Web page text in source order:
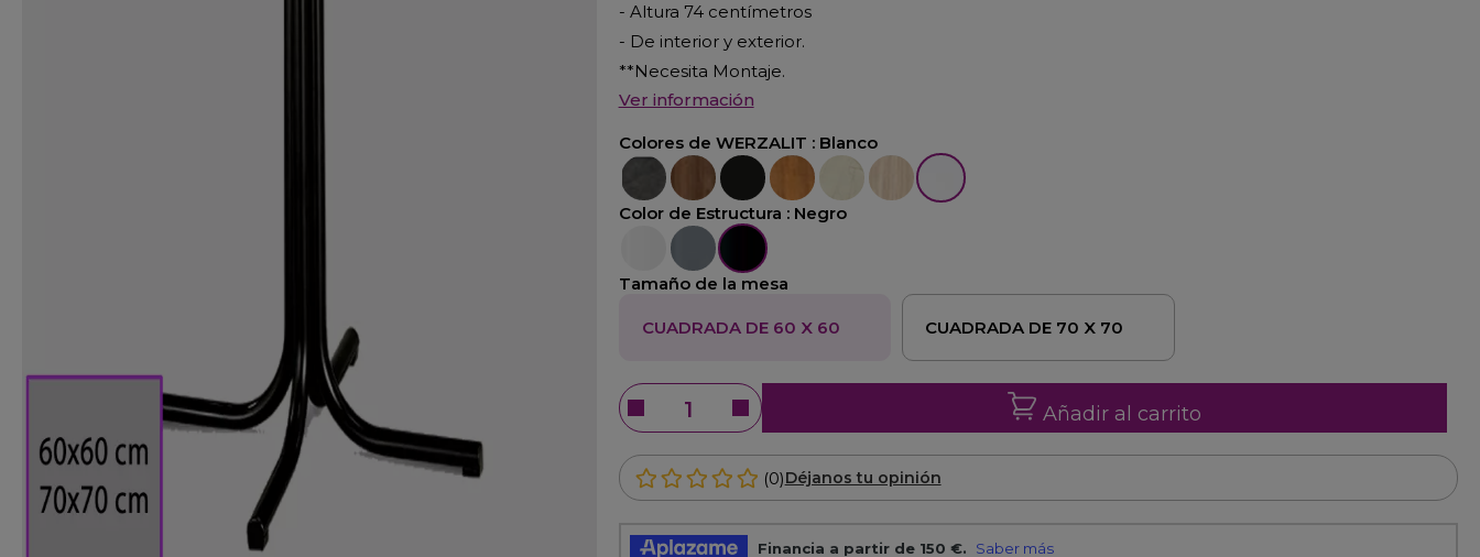
- Altura 74 centímetros
- De interior y exterior.
**Necesita Montaje.
Ver información
Colores de WERZALIT : Blanco
CementoNogal Cañon
NegroPino Marmol Golden
Velur Blanco
Color de Estructura : Negro
BlancoAluminioNegro
Tamaño de la mesa
CUADRADA DE 60 X 60 CUADRADA DE 70 X 70
Añadir al carrito
(0)Déjanos tu opinión